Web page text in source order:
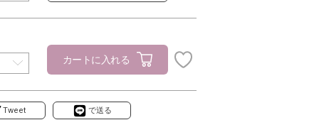
カートに入れる
Tweet で送る